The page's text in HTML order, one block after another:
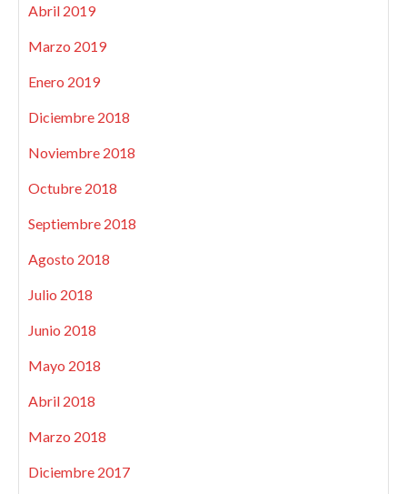
Abril 2019
Marzo 2019
Enero 2019
Diciembre 2018
Noviembre 2018
Octubre 2018
Septiembre 2018
Agosto 2018
Julio 2018
Junio 2018
Mayo 2018
Abril 2018
Marzo 2018
Diciembre 2017